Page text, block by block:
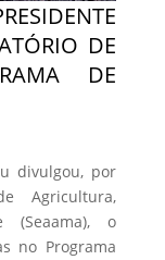
DE
DE
divulgou, por
Agricultura,
(Seaama), o
no Programa